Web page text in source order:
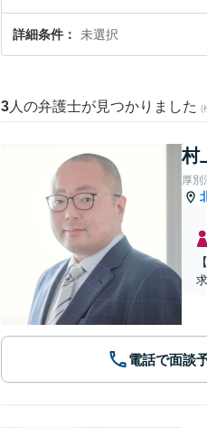
詳細条件 未選択
3 人の弁護士が見つかりました (
村
厚別
電話で面談